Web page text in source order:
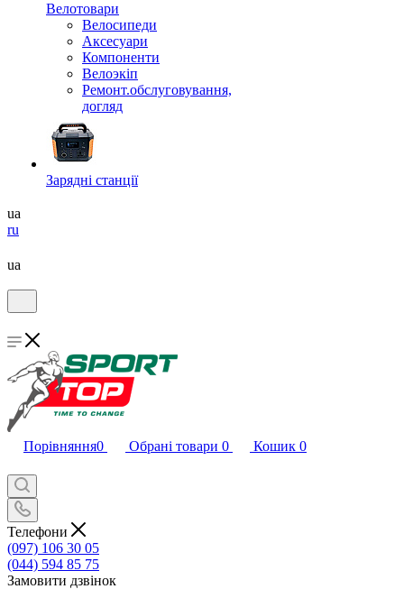
Велотовари
Велосипеди
Аксесуари
Компоненти
Велоэкіп
Ремонт.обслуговування,
догляд
Зарядні станції
ua
ru
ua
Порівняння0 Обрані товари 0 Кошик 0
Телефони
(097) 106 30 05
(044) 594 85 75
Замовити дзвінок